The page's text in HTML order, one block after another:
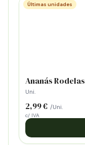
Últimas unidades
Ananás Rodelas
Uni.
2,99 € /Uni.
c/ IVA